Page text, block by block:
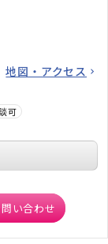
地図・アクセス
可
い合わせ